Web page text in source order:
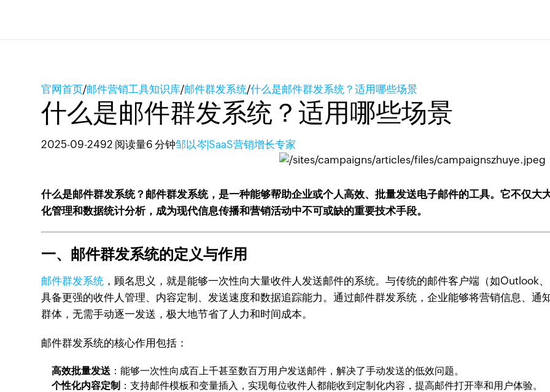
官网首页/邮件营销工具知识库/邮件群发系统/什么是邮件群发系统？适用哪些场景
什么是邮件群发系统？适用哪些场景
2025-09-2492 阅读量6 分钟邹以岑|SaaS营销增长专家
什么是邮件群发系统？邮件群发系统，是一种能够帮助企业或个人高效、批量发送电子邮件的工具。它不仅大
化管理和数据统计分析，成为现代信息传播和营销活动中不可或缺的重要技术手段。
一、邮件群发系统的定义与作用
邮件群发系统 ，顾名思义，就是能够一次性向大量收件人发送邮件的系统。与传统的邮件客户端（如Outlook
具备更强的收件人管理、内容定制、发送速度和数据追踪能力。通过邮件群发系统，企业能够将营销信息、通
群体，无需手动逐一发送，极大地节省了人力和时间成本。
邮件群发系统的核心作用包括：
高效批量发送 ：能够一次性向成百上千甚至数百万用户发送邮件，解决了手动发送的低效问题。
个性化内容定制 ：支持邮件模板和变量插入，实现每位收件人都能收到定制化内容，提高邮件打开率和用户体验。